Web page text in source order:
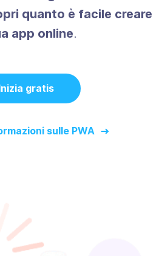
quanto è facile creare
app online.
gratis
sulle PWA